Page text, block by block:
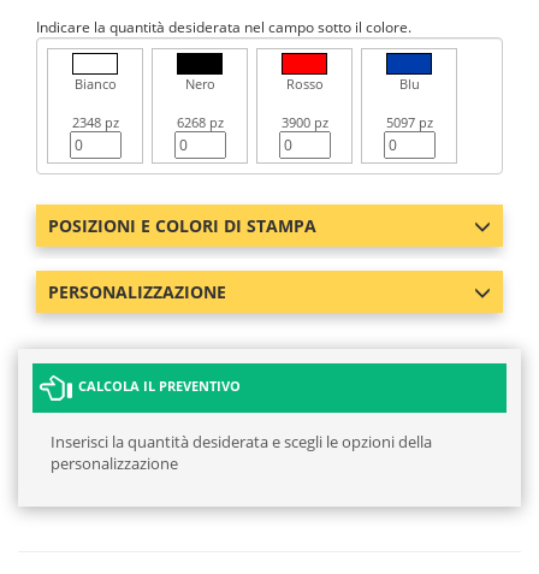
Indicare la quantità desiderata nel campo sotto il colore.
Bianco
2348 pz
Nero
6268 pz
Rosso
3900 pz
Blu
5097 pz
POSIZIONI E COLORI DI STAMPA
PERSONALIZZAZIONE
CALCOLA IL PREVENTIVO
Inserisci la quantità desiderata e scegli le opzioni della
personalizzazione